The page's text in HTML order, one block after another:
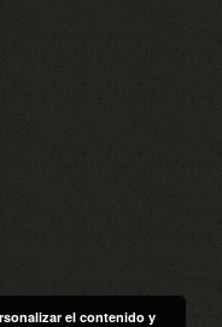
el contenido y